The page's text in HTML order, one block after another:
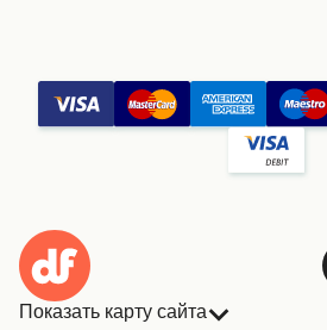
Показать карту сайта